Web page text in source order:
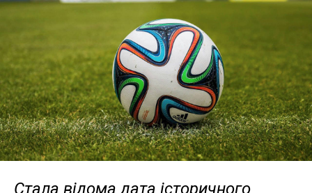
Стала відома дата історичного